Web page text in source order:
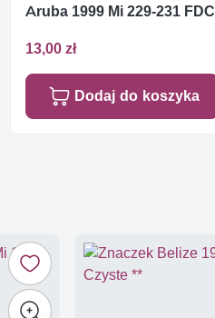
Aruba 1999 Mi 229-231 FDC
13,00 zł
Dodaj do koszyka